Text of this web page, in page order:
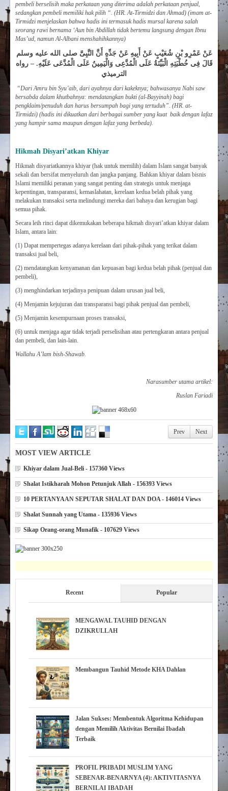
pembeli berselisih maka perkataan yang diterima adalah perkataan penjual,
sedangkan pembeli memiliki hak pilih “. (HR. At-Tirmidzi dan Ahmad) (imam at-
Tirmidzi menjelaskan bahwa hadis ini termasuk hadis mursal karena salah
seorang rawi bernama ‘Aun bin Abdillah tidak bertemu langsung dengan Ibnu
Mas’ud, namunAl-Albani menshahihkannya)
عَنْ عَمْرِو بْنِ شُعَيْبٍ عَنْ أَبِيهِ عَنْ جَدِّهِ أَنَّ النَّبِىَّ صلى الله عليه وسلم
قَالَ فِى خُطْبَتِهِ الْبَيِّنَةُ عَلَى الْمُدَّعِى وَالْيَمِينُ عَلَى الْمُدَّعَى عَلَيْهِ. – رواه
الترميذي
“Dari Amru bin Syu’aib, dari ayahnya dari kakeknya; bahwasanya Nabi saw
bersabda dalam khutbahnya: mendatangkan bukti (al-Bayyinah) bagi
pengklaim/penuduh dan harus bersumpah bagi yang tertuduh”. (HR. at-
Tirmidzi) (hadis ini dikuatkan dari berbagai sumber yang kuat baik dengan lafaz
yang hampir sama maupun dengan lafaz yang berbeda).
Hikmah Disyari’atkan Khiyar
Hikmah disyariatkannya khiyar (hak untuk memilih) dalam Islam sangat banyak
sekali dan bersifat menyeluruh dan jangka panjang. Bahkan khiyar dalam bisnis
Islami memiliki peranan yang sangat penting dan strategis untuk menjaga
kepentingan, transparansi, kemaslahatan, kerelaan kedua belah pihak yang
melakukan transaksi serta melindungi mereka dari bahaya dan kerugian bagi
semua pihak.
Secara leih rinci dapat dikemukakan beberapa hikmah disyari’atkan khiyar dalam
Islam, antara lain:
(1) Dapat mempertegas adanya kerelaan dari pihak-pihak yang terikat dalam
transaksi jual beli,
(2) mendatangkan kenyamanan dan kepuasan bagi kedua belah pihak (penjual dan
pembeli),
(3) menghindarkan terjadinya penipuan dalam urusan jual beli,
(4) Menjamin kejujuran dan transparansi bagi pihak penjual dan pembeli,
(5) Menjamin kesempurnaan proses transaksi,
(6) untuk menjaga agar tidak terjadi perselisihan atau pertengkaran antara penjual
dan pembeli, dan lain-lain.
Wallahu A’lam bish-Shawab.
Narasumber utama artikel:
Ruslan Fariadi
Prev Next
MOST VIEW ARTICLE
Khiyar dalam Jual-Beli - 157360 Views
Shalat Istikharah Mohon Petunjuk Allah - 156393 Views
10 PERTANYAAN SEPUTAR SHALAT DAN DOA - 146014 Views
Shalat Sunnah yang Utama - 135936 Views
Sikap Orang-orang Munafik - 107629 Views
Recent Popular
MENGAWAL TAUHID DENGAN
DZIKRULLAH
Membangun Tauhid Metode KHA Dahlan
Jalan Sukses: Membentuk Algoritma Kehidupan
dengan Memilih Aktivitas Bernilai Ibadah
Terbaik
PROFIL PRIBADI MUSLIM YANG
SEBENAR-BENARNYA (4): AKTIVITASNYA
BERNILAI IBADAH